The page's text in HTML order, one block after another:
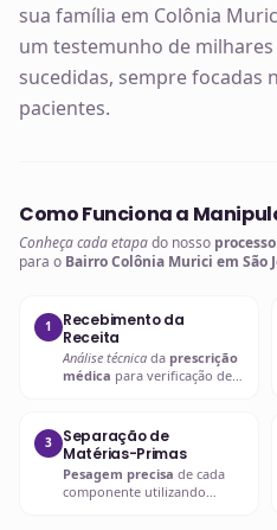
sua família em Colônia
um testemunho de
sucedidas, sempre focadas
pacientes.
Como Funciona a
Conheça cada etapado nosso
para o Bairro Colônia Murici em São
1
Recebimento da
Receita
Análise técnica da prescrição
médica para verificação de
3
Separação de
Matérias-Primas
Pesagem precisa de cada
componente utilizando